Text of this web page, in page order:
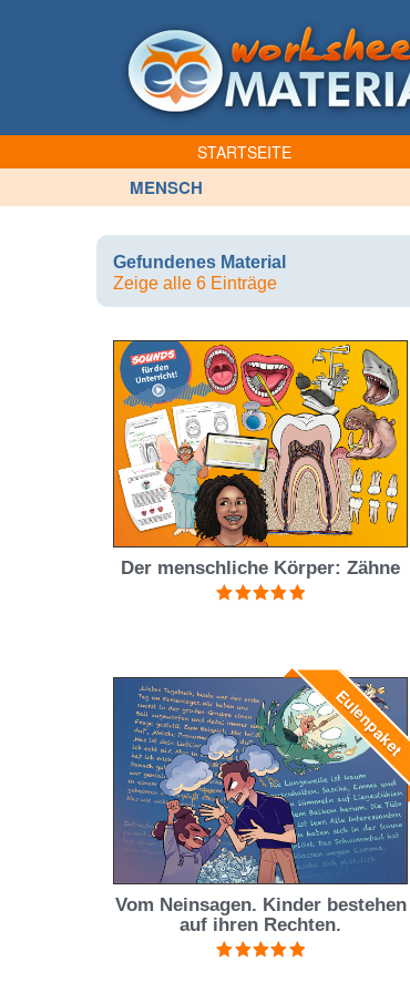
STARTSEITE
MENSCH
Gefundenes Material
Zeige alle 6 Einträge
Der menschliche Körper: Zähne
Eulenpaket
Vom Neinsagen. Kinder bestehen
auf ihren Rechten.